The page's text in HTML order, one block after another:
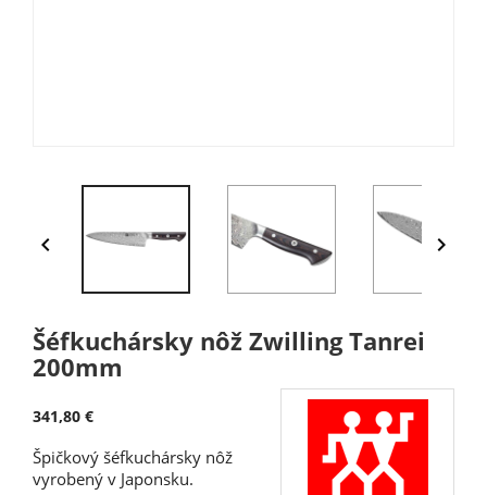
 
Šéfkuchársky nôž Zwilling Tanrei
200mm
341,80 €
Špičkový šéfkuchársky nôž
vyrobený v Japonsku.